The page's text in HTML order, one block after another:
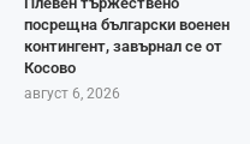
посрещна български военен
контингент, завърнал се от
Косово
август 6, 2026